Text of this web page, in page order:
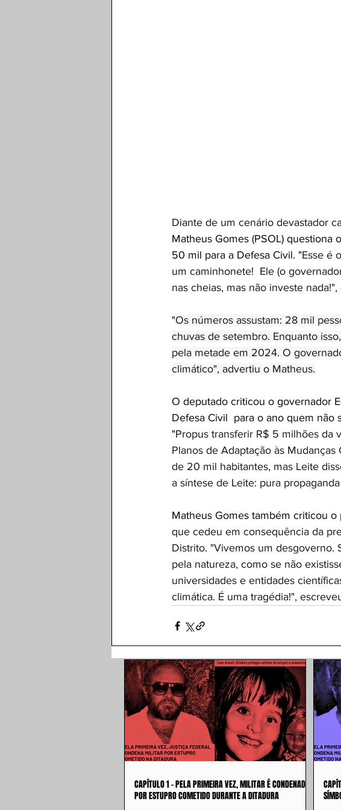
Diante de um cenário devastador
Matheus Gomes (PSOL)
50 mil para a Defesa Civil. "Esse é
um caminhonete!  Ele (o
nas cheias, mas não investe
"Os números assustam: 28 mil
chuvas de setembro. Enquanto
pela metade em 2024. O
climático", advertiu o Matheus.
O deputado criticou o governador
Defesa Civil  para o ano quem não
"Propus transferir R$ 5 milhões da
Planos de Adaptação às
de 20 mil habitantes, mas Leite
a síntese de Leite: pura
Matheus Gomes também criticou
que cedeu em consequência da
Distrito. "Vivemos um desgoverno.
pela natureza, como se não
universidades e entidades
climática. É uma tragédia!",
CAPÍTULO 1 - PELA PRIMEIRA VEZ, MILITAR É CONDENADO
POR ESTUPRO COMETIDO DURANTE A DITADURA